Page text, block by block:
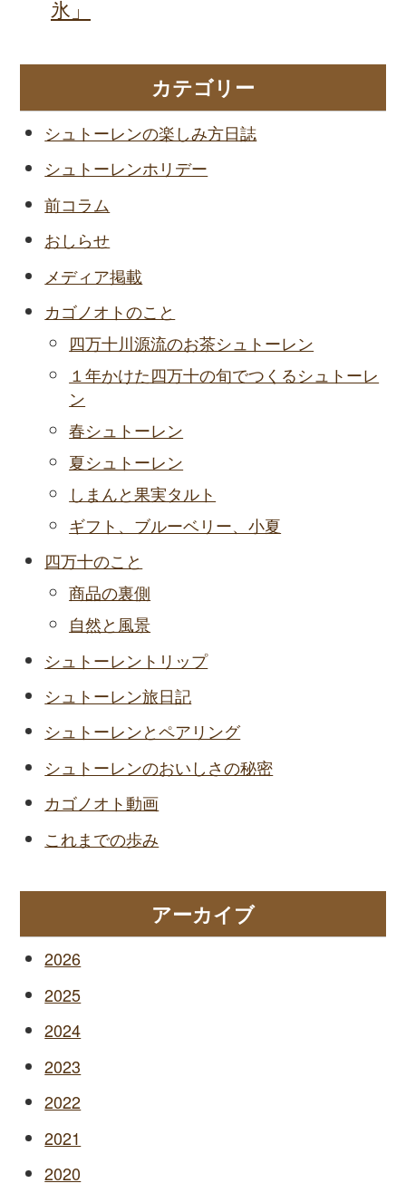
氷」
カテゴリー
シュトーレンの楽しみ方日誌
シュトーレンホリデー
前コラム
おしらせ
メディア掲載
カゴノオトのこと
四万十川源流のお茶シュトーレン
１年かけた四万十の旬でつくるシュトーレ
ン
春シュトーレン
夏シュトーレン
しまんと果実タルト
ギフト、ブルーベリー、小夏
四万十のこと
商品の裏側
自然と風景
シュトーレントリップ
シュトーレン旅日記
シュトーレンとペアリング
シュトーレンのおいしさの秘密
カゴノオト動画
これまでの歩み
アーカイブ
2026
2025
2024
2023
2022
2021
2020